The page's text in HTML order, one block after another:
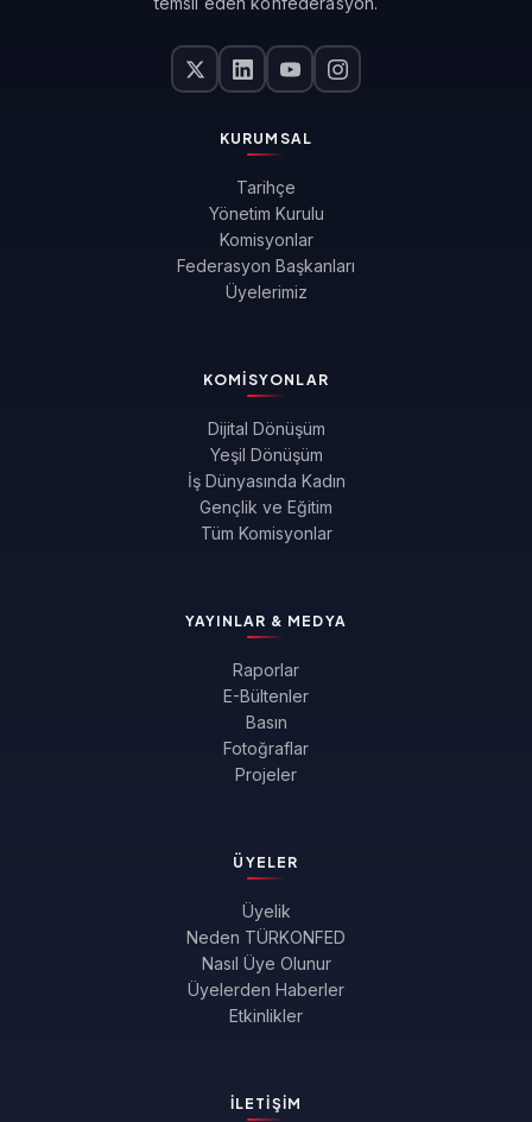
KURUMSAL
Tarihçe
Yönetim Kurulu
Komisyonlar
Federasyon Başkanları
Üyelerimiz
KOMISYONLAR
Dijital Dönüşüm
Yeşil Dönüşüm
İş Dünyasında Kadın
Gençlik ve Eğitim
Tüm Komisyonlar
YAYINLAR & MEDYA
Raporlar
E-Bültenler
Basın
Fotoğraflar
Projeler
ÜYELER
Üyelik
Neden TÜRKONFED
Nasıl Üye Olunur
Üyelerden Haberler
Etkinlikler
İLETIŞIM